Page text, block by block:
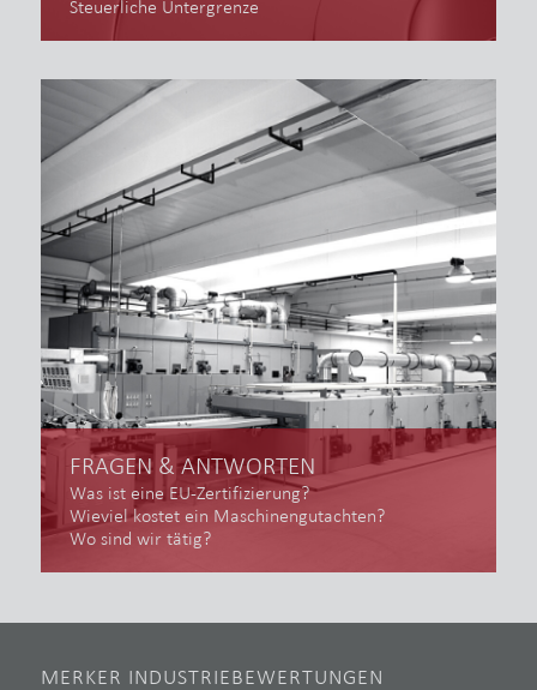
Steuerliche Untergrenze
FRAGEN & ANTWORTEN
Was ist eine EU-Zertifizierung?
Wieviel kostet ein Maschinengutachten?
Wo sind wir tätig?
MERKER INDUSTRIEBEWERTUNGEN